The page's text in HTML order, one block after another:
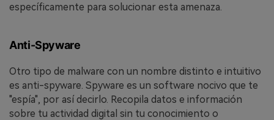
específicamente para solucionar esta amenaza.
Anti-Spyware
Otro tipo de malware con un nombre distinto e intuitivo
es anti-spyware. Spyware es un software nocivo que te
"espía", por así decirlo. Recopila datos e información
sobre tu actividad digital sin tu conocimiento o